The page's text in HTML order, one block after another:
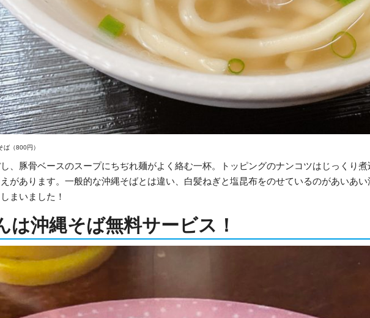
ば（800円）
、豚骨ベースのスープにちぢれ麺がよく絡む一杯。トッピングのナンコツはじっくり
があります。一般的な沖縄そばとは違い、白髪ねぎと塩昆布をのせているのがあいあ
まいました！
は沖縄そば無料サービス！